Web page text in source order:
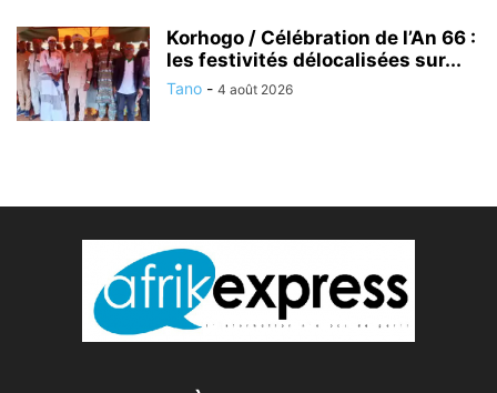
Korhogo / Célébration de l’An 66 :
les festivités délocalisées sur...
Tano - 4 août 2026